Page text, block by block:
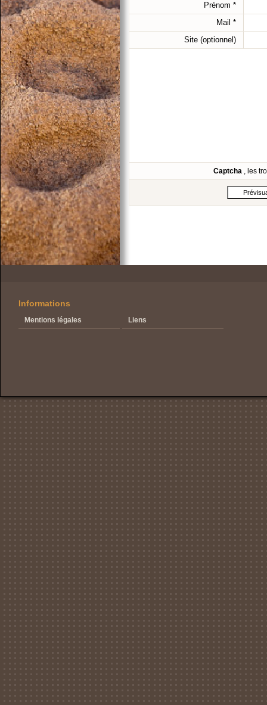
Prénom *
Mail *
Site (optionnel)
Captcha , les
Informations
Mentions légales Liens